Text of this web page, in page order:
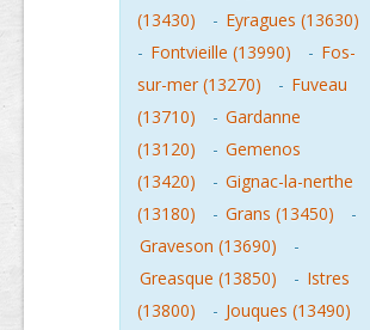
(13430)
- Eyragues (13630)
- Fontvieille (13990) - Fos-
sur-mer (13270)
- Fuveau
(13710)
- Gardanne
(13120)
- Gemenos
(13420)
- Gignac-la-nerthe
(13180)
- Grans (13450)
-
Graveson (13690)
-
Greasque (13850)
- Istres
(13800)
- Jouques (13490)